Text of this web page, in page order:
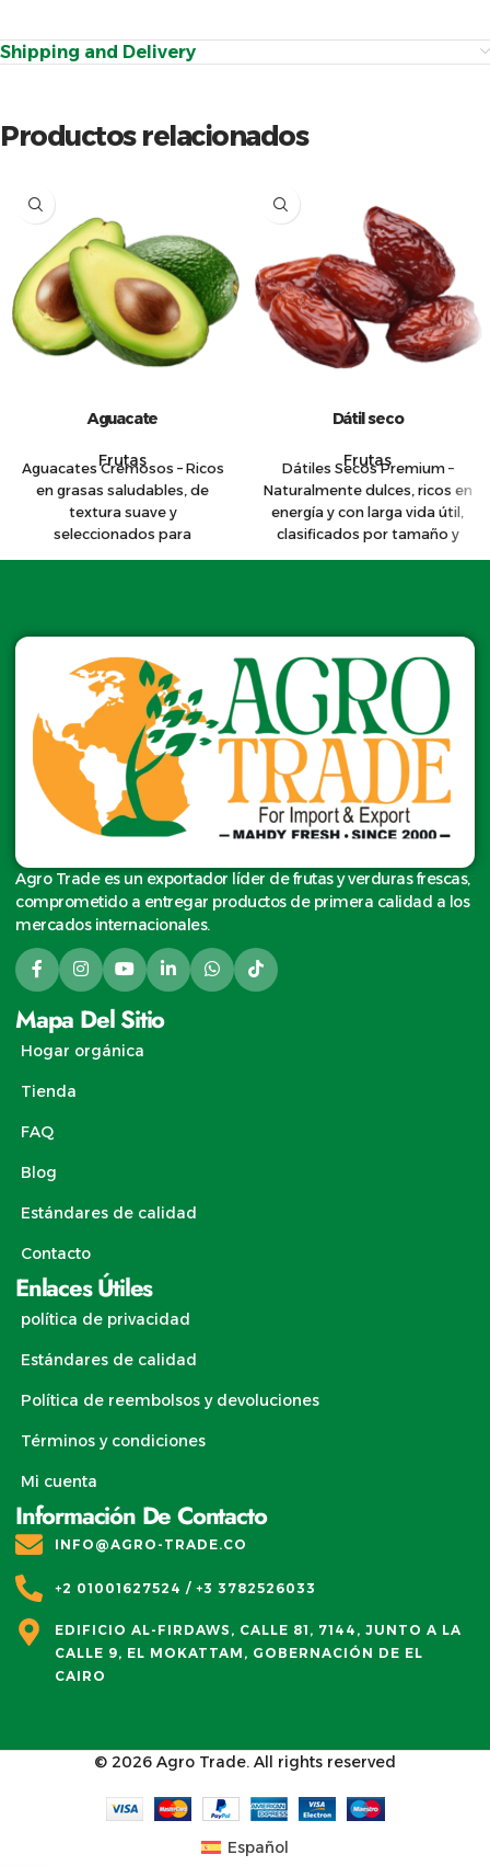
Shipping and Delivery
Productos relacionados
Aguacate
Frutas
Aguacates Cremosos – Ricos
en grasas saludables, de
textura suave y
seleccionados para
exportación, perfectos para
Dátil seco
Frutas
Dátiles Secos Premium –
Naturalmente dulces, ricos en
energía y con larga vida útil,
clasificados por tamaño y
pureza.
Agro Trade es un exportador líder de frutas y verduras frescas,
comprometido a entregar productos de primera calidad a los
mercados internacionales.
Mapa Del Sitio
Hogar orgánica
Tienda
FAQ
Blog
Estándares de calidad
Contacto
Enlaces Útiles
política de privacidad
Estándares de calidad
Política de reembolsos y devoluciones
Términos y condiciones
Mi cuenta
Información De Contacto
INFO@AGRO-TRADE.CO
+2 01001627524 / +3 3782526033
EDIFICIO AL-FIRDAWS, CALLE 81, 7144, JUNTO A LA
CALLE 9, EL MOKATTAM, GOBERNACIÓN DE EL
CAIRO
© 2026 Agro Trade. All rights reserved
Español